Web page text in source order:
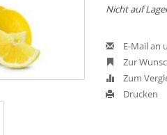
Nicht auf
E-Mail an
Zur
Zum
Drucken